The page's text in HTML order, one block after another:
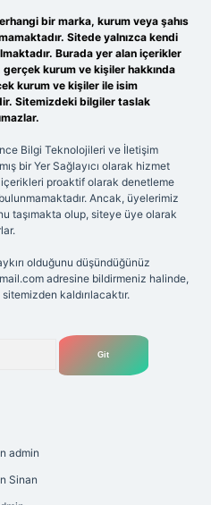
bir marka, kurum veya şahıs
Sitede yalnızca kendi
Burada yer alan içerikler
kurum ve kişiler hakkında
kurum ve kişiler ile isim
Sitemizdeki bilgiler taslak
Bilgi Teknolojileri ve İletişim
bir Yer Sağlayıcı olarak hizmet
proaktif olarak denetleme
Ancak, üyelerimiz
taşımakta olup, siteye üye olarak
olduğunu düşündüğünüz
adresine bildirmeniz halinde,
kaldırılacaktır.
admin
Sinan